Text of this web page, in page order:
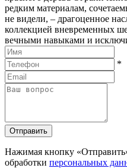
редким материалам,
не видели, – драгоценное
коллекцией вневременных
вечными навыками и
*
Отправить
Нажимая кнопку
обработки персональных